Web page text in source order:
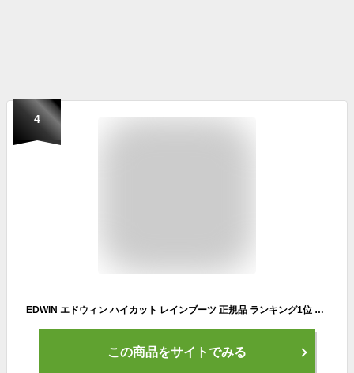
4
EDWIN エドウィン ハイカット レインブーツ 正規品 ランキング1位 防水 撥水 靴 レディース レインシューズ レースアップ かっこいい 歩きやすい ブランド 幅広 3E レインブーツ 長靴 おしゃれ 雨 滑らない 軽量 通勤 通学 歩きやい ショート
この商品をサイトでみる